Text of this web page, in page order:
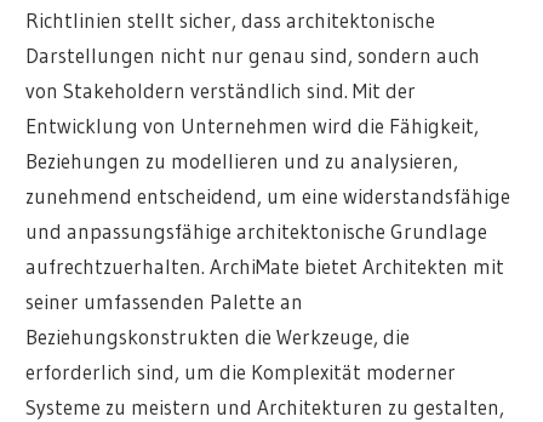
Richtlinien stellt sicher, dass architektonische
Darstellungen nicht nur genau sind, sondern auch
von Stakeholdern verständlich sind. Mit der
Entwicklung von Unternehmen wird die Fähigkeit,
Beziehungen zu modellieren und zu analysieren,
zunehmend entscheidend, um eine widerstandsfähige
und anpassungsfähige architektonische Grundlage
aufrechtzuerhalten. ArchiMate bietet Architekten mit
seiner umfassenden Palette an
Beziehungskonstrukten die Werkzeuge, die
erforderlich sind, um die Komplexität moderner
Systeme zu meistern und Architekturen zu gestalten,